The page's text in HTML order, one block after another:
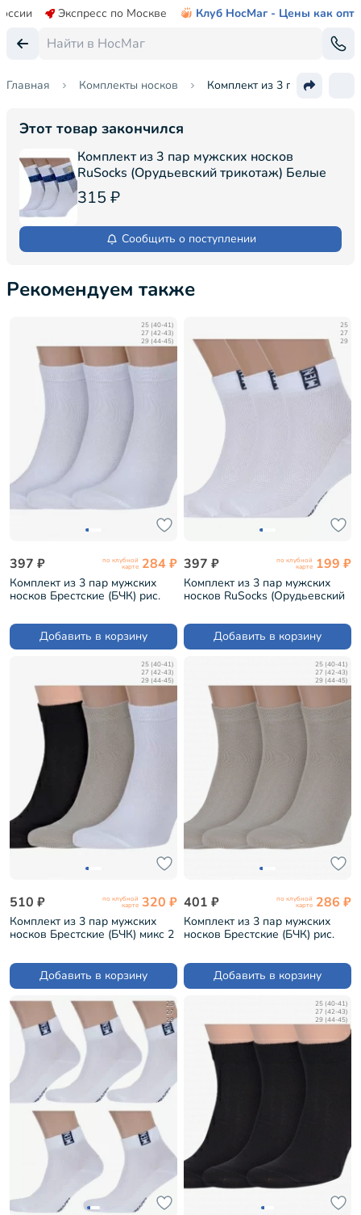
Экспресс по Москве Клуб НосМаг - Цены как опт
Главная Комплекты носков Комплект из 3 пар мужских
Этот товар закончился
Комплект из 3 пар мужских носков
RuSocks (Орудьевский трикотаж) Белые
315 ₽
Сообщить о поступлении
Рекомендуем также
25 (40-41)
27 (42-43)
29 (44-45)
397 ₽ по клубной
карте 284 ₽
Комплект из 3 пар мужских
носков Брестские (БЧК) рис.
Добавить в корзину
25
27
29
397 ₽ по клубной
карте 199 ₽
Комплект из 3 пар мужских
носков RuSocks (Орудьевский
М-2211)
Добавить в корзину
25 (40-41)
27 (42-43)
29 (44-45)
510 ₽ по клубной
карте 320 ₽
Комплект из 3 пар мужских
носков Брестские (БЧК) микс 2
Добавить в корзину
25 (40-41)
27 (42-43)
29 (44-45)
401 ₽ по клубной
карте 286 ₽
Комплект из 3 пар мужских
носков Брестские (БЧК) рис.
Добавить в корзину
25
27
29
25 (40-41)
27 (42-43)
29 (44-45)